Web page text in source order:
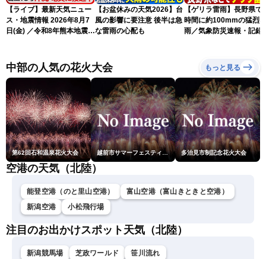
【ライブ】最新天気ニュー
ス・地震情報 2026年8月7
日(金) ／令和8年熊本地震情
ーン・駒木結衣／内藤邦
裕〉
【お盆休みの天気2026】台
風の影響に要注意 後半は急
な雷雨の心配も
【ゲリラ雷雨】長野県で1
時間に約100mmの猛烈な
雨／気象防災速報・記録
中部の人気の花火大会 もっと見る
第62回石和温泉花火大会 越前市サマーフェスティバル花火大会 多治見市制記念花火大会
空港の天気（北陸）
能登空港（のと里山空港）
富山空港（富山きときと空港）
新潟空港
小松飛行場
注目のお出かけスポット天気（北陸）
新潟競馬場 芝政ワールド
笹川流れ